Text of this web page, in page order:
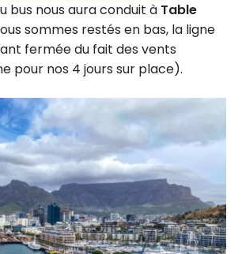
bus nous aura conduit à Table
sommes restés en bas, la ligne
fermée du fait des vents
pour nos 4 jours sur place).